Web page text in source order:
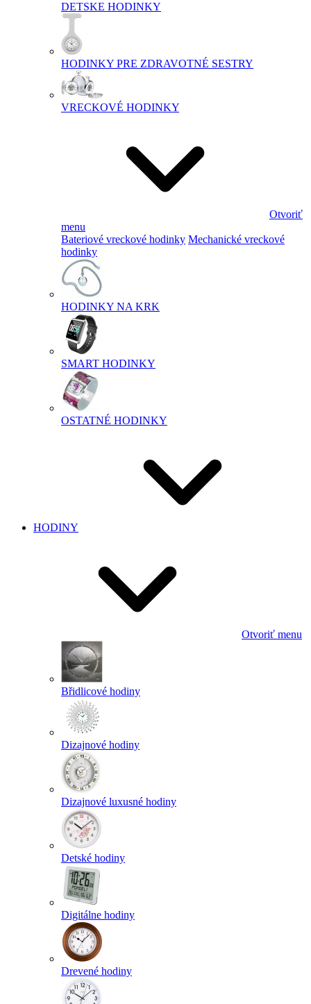
DETSKE HODINKY
HODINKY PRE ZDRAVOTNÉ SESTRY
VRECKOVÉ HODINKY
Otvoriť
menu
Bateriové vreckové hodinky Mechanické vreckové
hodinky
HODINKY NA KRK
SMART HODINKY
OSTATNÉ HODINKY
HODINY
Otvoriť menu
Břidlicové hodiny
Dizajnové hodiny
Dizajnové luxusné hodiny
Detské hodiny
Digitálne hodiny
Drevené hodiny